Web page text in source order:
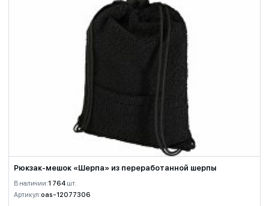
Рюкзак-мешок «Шерпа» из переработанной шерпы
В наличии:1 764 шт.
Артикул:oas-12077306